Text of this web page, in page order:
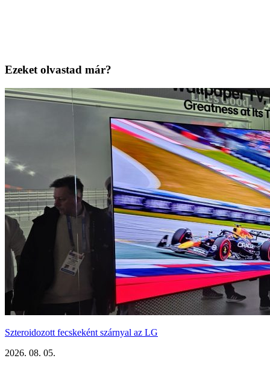
Ezeket olvastad már?
Szteroidozott fecskeként szárnyal az LG
2026. 08. 05.